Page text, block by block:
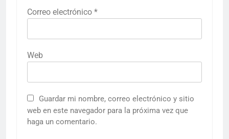
Correo electrónico *
Web
Guardar mi nombre, correo electrónico y sitio
web en este navegador para la próxima vez que
haga un comentario.